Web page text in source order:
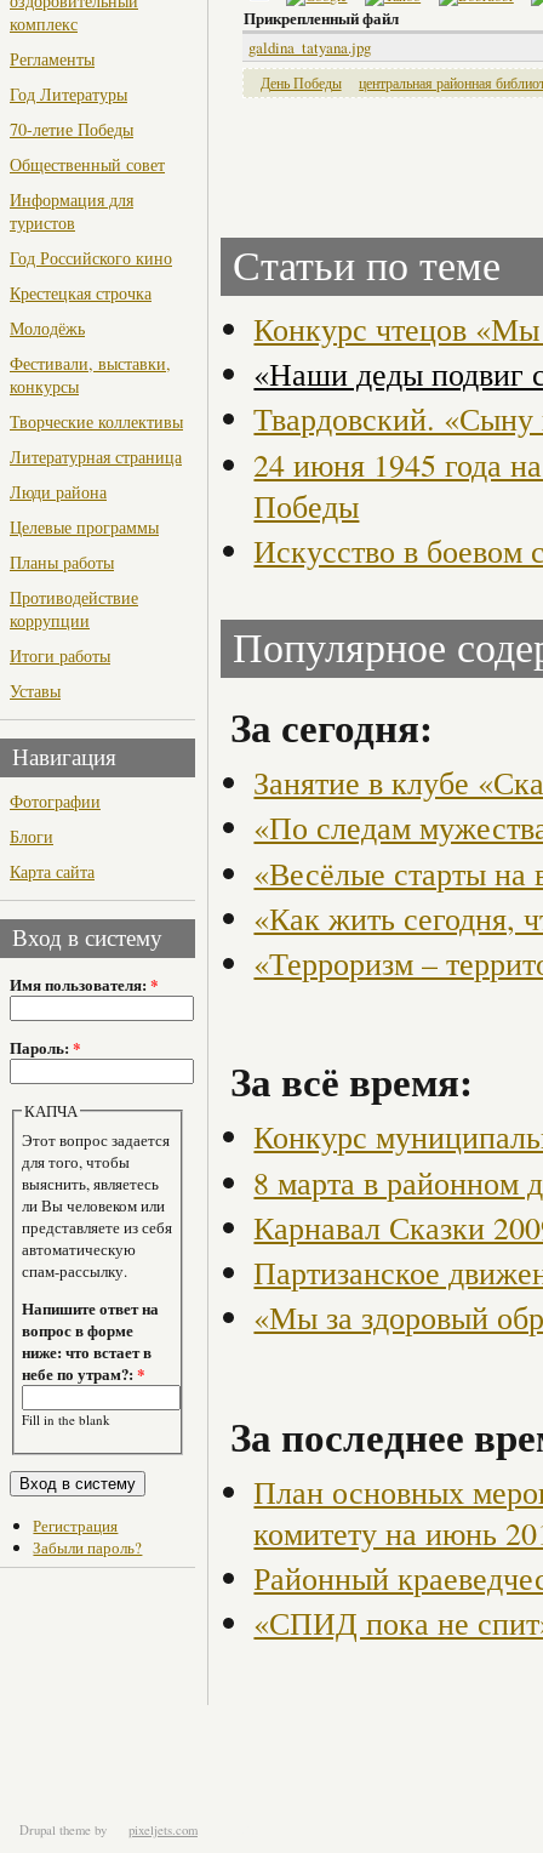
комплекс
Регламенты
Год Литературы
70-летие Победы
Общественный совет
Информация для
туристов
Год Российского кино
Крестецкая строчка
Молодёжь
Фестивали, выставки,
конкурсы
Творческие коллективы
Литературная страница
Люди района
Целевые программы
Планы работы
Противодействие
коррупции
Итоги работы
Уставы
Навигация
Фотографии
Блоги
Карта сайта
Вход в систему
Имя пользователя: *
Пароль: *
КАПЧА
Этот вопрос задается
для того, чтобы
выяснить, являетесь
ли Вы человеком или
представляете из себя
автоматическую
спам-рассылку.
Напишите ответ на
вопрос в форме
ниже: что встает в
небе по утрам?:*
Fill in the blank
Регистрация
Забыли пароль?
Прикрепленный файл
galdina_tatyana.jpg
День Победы центральная районная
Статьи по теме
Конкурс чтецов
«Наши деды подвиг
Твардовский.
24 июня 1945 года
Победы
Искусство в боевом
Популярное
За сегодня:
Занятие в клубе
«По следам
«Весёлые старты на
«Как жить сегодня,
«Терроризм –
За всё время:
Конкурс
8 марта в районном
Карнавал Сказки
Партизанское
«Мы за здоровый
За последнее
План основных
комитету на июнь
Районный
«СПИД пока не
Drupal theme by pixeljets.com